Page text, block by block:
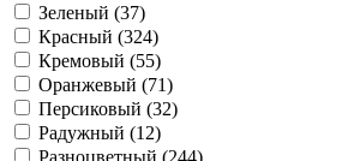
Зеленый (37)
Красный (324)
Кремовый (55)
Оранжевый (71)
Персиковый (32)
Радужный (12)
Разноцветный (244)